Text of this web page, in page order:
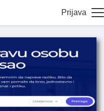
Prijava